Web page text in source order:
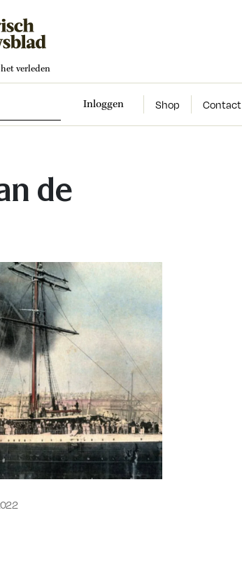
verleden
Inloggen Shop Contact
de